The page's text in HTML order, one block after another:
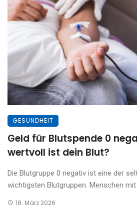
GESUNDHEIT
Geld für Blutspende 0
wertvoll ist dein Blut?
Die Blutgruppe 0 negativ ist eine der
wichtigsten Blutgruppen. Menschen mit
18. März 2026